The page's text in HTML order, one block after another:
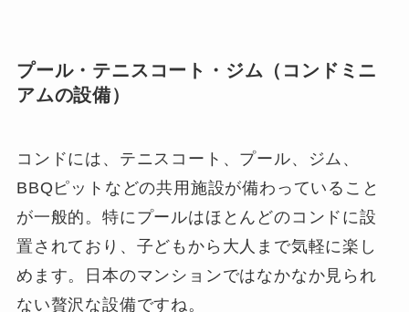
プール・テニスコート・ジム（コンドミニ
アムの設備）
コンドには、テニスコート、プール、ジム、
BBQピットなどの共用施設が備わっていること
が一般的。特にプールはほとんどのコンドに設
置されており、子どもから大人まで気軽に楽し
めます。日本のマンションではなかなか見られ
ない贅沢な設備ですね。